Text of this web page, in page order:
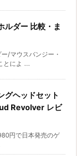
ルダー 比較・ま
/マウスバンジー・
とによ ...
グヘッドセット
Revolver レビ
円で日本発売のゲ